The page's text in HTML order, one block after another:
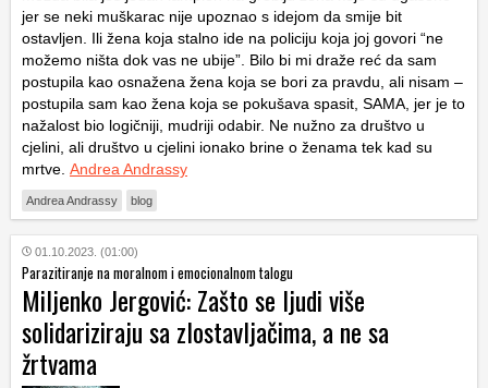
jer se neki muškarac nije upoznao s idejom da smije bit
ostavljen. Ili žena koja stalno ide na policiju koja joj govori “ne
možemo ništa dok vas ne ubije”. Bilo bi mi draže reć da sam
postupila kao osnažena žena koja se bori za pravdu, ali nisam –
postupila sam kao žena koja se pokušava spasit, SAMA, jer je to
nažalost bio logičniji, mudriji odabir. Ne nužno za društvo u
cjelini, ali društvo u cjelini ionako brine o ženama tek kad su
mrtve. Andrea Andrassy
Andrea Andrassy blog
01.10.2023. (01:00)
Parazitiranje na moralnom i emocionalnom talogu
Miljenko Jergović: Zašto se ljudi više
solidariziraju sa zlostavljačima, a ne sa
žrtvama